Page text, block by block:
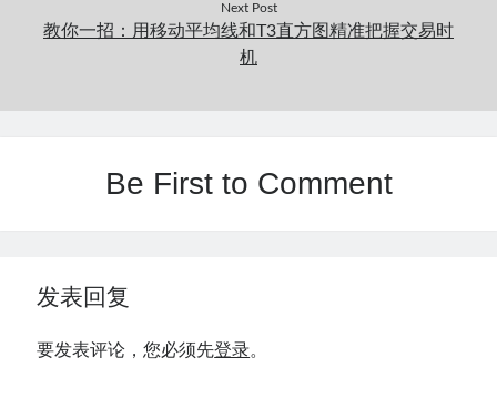
Next Post
教你一招：用移动平均线和T3直方图精准把握交易时
机
Be First to Comment
发表回复
要发表评论，您必须先登录。